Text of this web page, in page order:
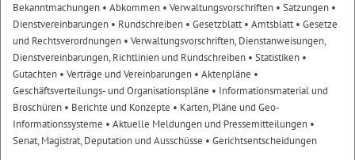
Bekanntmachungen • Abkommen • Verwaltungsvorschriften • Satzungen •
Dienstvereinbarungen • Rundschreiben • Gesetzblatt• Amtsblatt• Gesetze
und Rechtsverordnungen • Verwaltungsvorschriften, Dienstanweisungen,
Dienstvereinbarungen, Richtlinien und Rundschreiben • Statistiken •
Gutachten • Verträge und Vereinbarungen • Aktenpläne •
Geschäftsverteilungs- und Organisationspläne • Informationsmaterial und
Broschüren • Berichte und Konzepte • Karten, Pläne und Geo-
Informationssysteme • Aktuelle Meldungen und Pressemitteilungen •
Senat, Magistrat, Deputation und Ausschüsse • Gerichtsentscheidungen